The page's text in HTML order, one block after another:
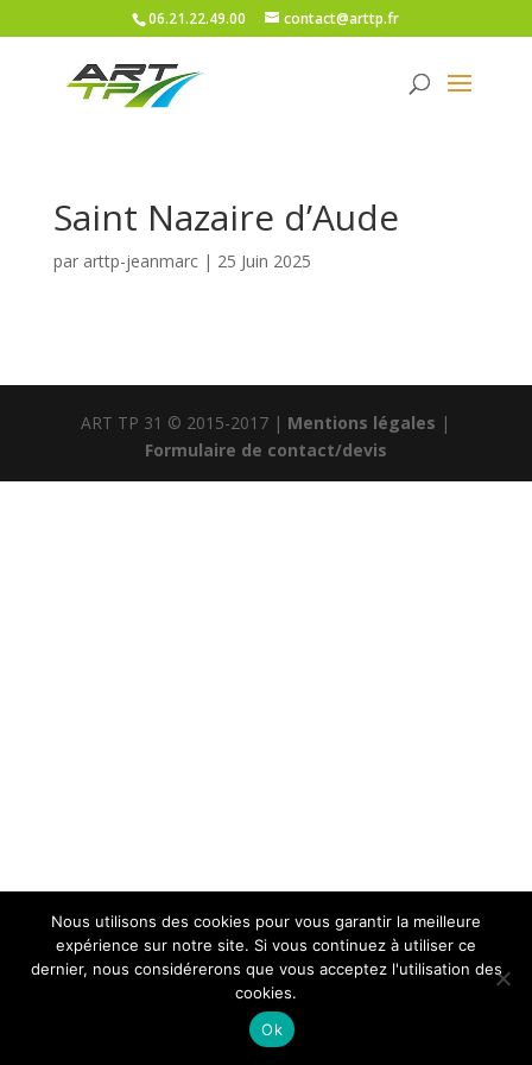
06.21.22.49.00 contact@arttp.fr
Saint Nazaire d’Aude
par arttp-jeanmarc| 25 Juin 2025
ART TP 31 © 2015-2017 | Mentions légales |
Formulaire de contact/devis
Nous utilisons des cookies pour vous garantir la meilleure
expérience sur notre site. Si vous continuez à utiliser ce
dernier, nous considérerons que vous acceptez l'utilisation des
cookies.
Ok